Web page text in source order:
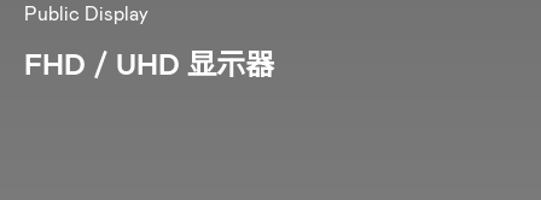
Public Display
FHD / UHD 显示器